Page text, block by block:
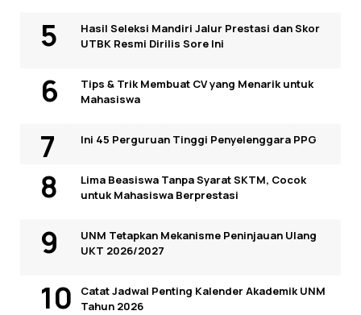
Hasil Seleksi Mandiri Jalur Prestasi dan Skor
UTBK Resmi Dirilis Sore Ini
Tips & Trik Membuat CV yang Menarik untuk
Mahasiswa
Ini 45 Perguruan Tinggi Penyelenggara PPG
Lima Beasiswa Tanpa Syarat SKTM, Cocok
untuk Mahasiswa Berprestasi
UNM Tetapkan Mekanisme Peninjauan Ulang
UKT 2026/2027
Catat Jadwal Penting Kalender Akademik UNM
Tahun 2026